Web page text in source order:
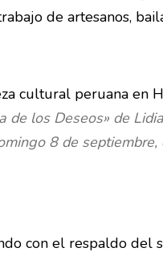
de artesanos,
de los Deseos» de
8 de
con el respaldo